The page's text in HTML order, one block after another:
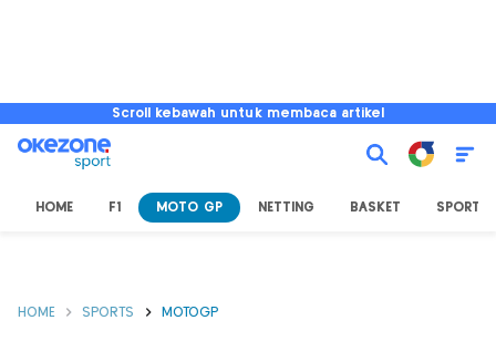
Scroll kebawah untuk membaca artikel
HOME F1 MOTO GP NETTING BASKET SPORT
HOME SPORTS MOTOGP